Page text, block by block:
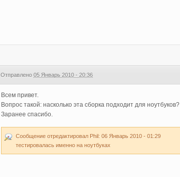
Отправлено05 Январь 2010 - 20:36
Всем привет.
Вопрос такой: насколько эта сборка подходит для ноутбуков?
Заранее спасибо.
Сообщение отредактировал Phil: 06 Январь 2010 - 01:29
тестировалась именно на ноутбуках